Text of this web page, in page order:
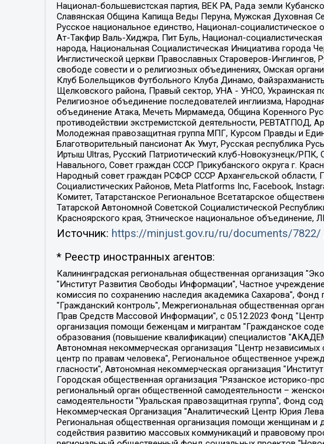
Национал-большевистская партия, ВЕК РА, Рада земли
Славянская Община Капища Веды Перуна, Мужская Духовная
Русское национальное единство, Национал-
Ат-Такфир Валь-Хиджра, Пит Буль, Национал-
народа, Национальная Социалистическая Инициатива города
Инглистической церкви Православных Староверов-
свободе совести и о религиозных объединениях, Омская
Клуб Болельщиков Футбольного Клуба Динамо,
Щелковского района, Правый сектор, УНА - УНСО, Украинская
Религиозное объединение последователей инглиизма,
объединение Атака, Мечеть Мирмамеда, Община Коренного
противодействии экстремистской деятельности, РЕВТАТПОД,
Молодежная правозащитная группа МПГ, Курсом Правды и
Благотворительный пансионат Ак Умут, Русская республика
Иртыш Ultras, Русский Патриотический клуб-Новокузнецк/
Навального, Совет граждан СССР Прикубанского округа г.
Народный совет граждан РСФСР СССР Архангельской
Социалистических Районов, Meta Platforms Inc, Facebook,
Комитет, Татарстанское Региональное Всетатарское
Татарской Автономной Советской Социалистической
Красноярского края, Этническое национальное объединение,
Источник: https://minjust.gov.ru/ru/documents/7822/
* Реестр иностранных агентов:
Калининградская региональная общественная организация "Экозащита!-Женсовет", Фонд содействия защите прав и свобод граждан "Общественный вердикт", Фонд "Институт Развития Свободы Информации", Частное учреждение "Информационное агентство МЕМО. РУ", Региональная общественная организация "Общественная комиссия по сохранению наследия академика Сахарова", Фонд поддержки свободы прессы, Санкт-Петербургская общественная правозащитная организация "Гражданский контроль", Межрегиональная общественная организация "Информационно-просветительский центр "Мемориал", Региональный Фонд "Центр Защиты Прав Средств Массовой Информации", с 05.12.2023 Фонд "Центр Защиты Прав Средств массовой информации", Региональная общественная благотворительная организация помощи беженцам и мигрантам "Гражданское содействие", Негосударственное образовательное учреждение дополнительного профессионального образования (повышение квалификации) специалистов "АКАДЕМИЯ ПО ПРАВАМ ЧЕЛОВЕКА", Свердловская региональная общественная организация "Сутяжник", Автономная некоммерческая организация "Центр независимых социологических исследований", Союз общественных объединений "Российский исследовательский центр по правам человека", Региональное общественное учреждение научно-информационный центр "МЕМОРИАЛ", Некоммерческая организация "Фонд защиты гласности", Автономная некоммерческая организация "Институт прав человека", Городская общественная организация "Екатеринбургское общество "МЕМОРИАЛ", Городская общественная организация "Рязанское историко-просветительское и правозащитное общество "Мемориал" (Рязанский Мемориал), Челябинский региональный орган общественной самодеятельности – женское общественное объединение "Женщины Евразии", Челябинский региональный орган общественной самодеятельности "Уральская правозащитная группа", Фонд содействия защите здоровья и социальной справедливости имени Андрея Рылькова, Автономная Некоммерческая Организация "Аналитический Центр Юрия Левады", Автономная некоммерческая организация социальной поддержки населения "Проект Апрель", Региональная общественная организация помощи женщинам и детям, находящимся в кризисной ситуации "Информационно-методический центр "Анна", Фонд содействия развитию массовых коммуникаций и правовому просвещению "Так-так-Так", Фонд содействия устойчивому развитию "Серебряная тайга", Свердловский региональный общественный фонд социальных проектов "Новое время", "Idel.Реалии", Кавказ.Реалии, Крым.Реалии, Телеканал Настоящее Время, Татаро-башкирская служба Радио Свобода (Azatliq Radiosi), Радио Свободная Европа/Радио Свобода (PCE/PC), "Сибирь.Реалии", "Фактограф", Благотворительный фонд помощи осужденным и их семьям, Автономная некоммерческая организация "Институт глобализации и социальных движений", Фонд "В защиту прав заключенных", Частное учреждение "Центр поддержки и содействия развитию средств массовой информации", Пензенский региональный общественный благотворительный фонд "Гражданский союз", "Север.Реалии", Некоммерческая организация Фонд "Правовая инициатива", Общество с ограниченной ответственностью "Радио Свободная Европа/Радио Свобода", Чешское информационное агентство "MEDIUM-ORIENT", Красноярская региональная общественная организация "Мы против СПИДа", Камалягин Денис Николаевич, Маркелов Сергей Евгеньевич, Пономарев Лев Александрович, Савицкая Людмила Алексеевна, Автономная некоммерческая организация "Центр по работе с проблемой насилия "НАСИЛИЮ.НЕТ", Межрегиональный профессиональный союз работников здравоохранения "Альянс врачей", Юридическое лицо, зарегистрированное в Латвийской Республике, SIA "Medusa Project" (регистрационный номер 40103797863, дата регистрации 10.06.2014), Некоммерческая организация "Фонд по борьбе с коррупцией", Автономная некоммерческая